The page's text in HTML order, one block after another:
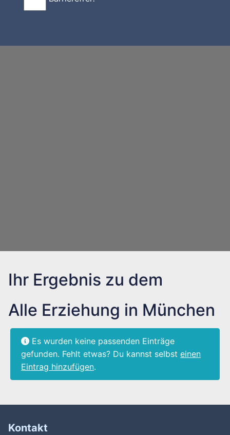
Ihr Ergebnis zu dem
Alle Erziehung in München
Es wurden keine passenden Einträge
gefunden. Fehlt etwas? Du kannst selbst einen
Eintrag hinzufügen.
Kontakt